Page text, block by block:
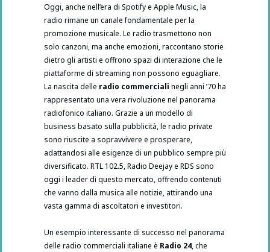
Oggi, anche nell’era di Spotify e Apple Music, la
radio rimane un canale fondamentale per la
promozione musicale. Le radio trasmettono non
solo canzoni, ma anche emozioni, raccontano storie
dietro gli artisti e offrono spazi di interazione che le
piattaforme di streaming non possono eguagliare.
La nascita delle radio commerciali negli anni ’70 ha
rappresentato una vera rivoluzione nel panorama
radiofonico italiano. Grazie a un modello di
business basato sulla pubblicità, le radio private
sono riuscite a sopravvivere e prosperare,
adattandosi alle esigenze di un pubblico sempre più
diversificato. RTL 102.5, Radio Deejay e RDS sono
oggi i leader di questo mercato, offrendo contenuti
che vanno dalla musica alle notizie, attirando una
vasta gamma di ascoltatori e investitori.
Un esempio interessante di successo nel panorama
delle radio commerciali italiane è Radio 24, che